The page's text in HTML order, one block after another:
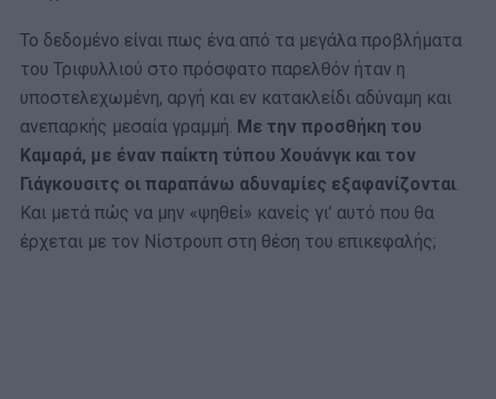
Το δεδομένο είναι πως ένα από τα μεγάλα προβλήματα
του Τριφυλλιού στο πρόσφατο παρελθόν ήταν η
υποστελεχωμένη, αργή και εν κατακλείδι αδύναμη και
ανεπαρκής μεσαία γραμμή. Με την προσθήκη του
Καμαρά, με έναν παίκτη τύπου Χουάνγκ και τον
Γιάγκουσιτς οι παραπάνω αδυναμίες εξαφανίζονται
Και μετά πώς να μην «ψηθεί» κανείς γι’ αυτό που θα
έρχεται με τον Νίστρουπ στη θέση του επικεφαλής;